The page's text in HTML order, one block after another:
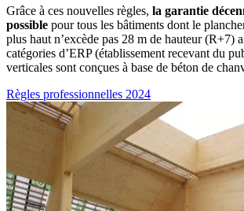
Grâce à ces nouvelles règles, la garantie
possible pour tous les bâtiments dont le
plus haut n’excède pas 28 m de hauteur (R+7)
catégories d’ERP (établissement recevant du
verticales sont conçues à base de béton de
Règles professionnelles 2024